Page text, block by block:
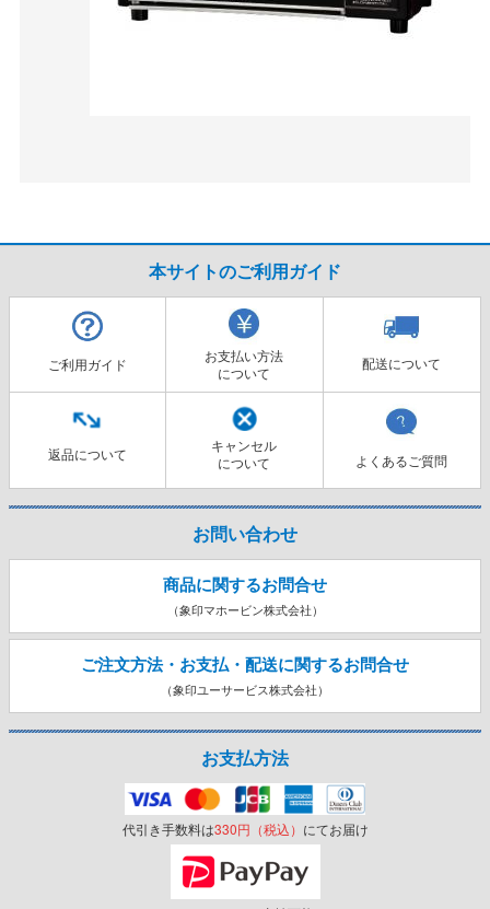
本サイトのご利用ガイド
ご利用ガイド
お支払い方法
について
配送について
返品について
キャンセル
について
よくあるご質問
お問い合わせ
商品に関するお問合せ
（象印マホービン株式会社）
ご注文方法・お支払・配送に関するお問合せ
（象印ユーサービス株式会社）
お支払方法
代引き手数料は330円（税込） にてお届け